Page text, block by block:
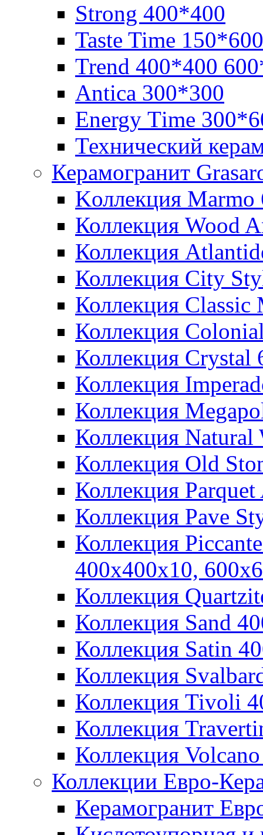
Strong 400*400
Taste Time
Trend 400*400
Аntica 300*300
Еnergy Тime
Технический
Керамогранит
Kоллекция
Коллекция Wood
Коллекция
Коллекция City
Коллекция
Коллекция
Коллекция Crystal
Коллекция
Коллекция
Коллекция
Коллекция Old
Коллекция
Коллекция Pave
Коллекция
400x400x10,
Коллекция
Коллекция Sand
Коллекция Satin
Коллекция
Коллекция Tivoli
Коллекция
Коллекция
Коллекции Евро-
Керамогранит